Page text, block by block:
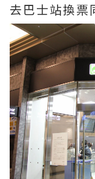
去巴士站換票